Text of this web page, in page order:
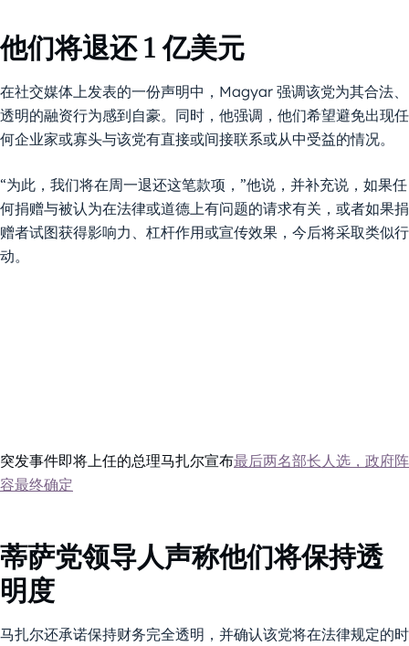
他们将退还 1 亿美元
在社交媒体上发表的一份声明中，Magyar 强调该党为其合法、
透明的融资行为感到自豪。同时，他强调，他们希望避免出现任
何企业家或寡头与该党有直接或间接联系或从中受益的情况。
“为此，我们将在周一退还这笔款项，”他说，并补充说，如果任
何捐赠与被认为在法律或道德上有问题的请求有关，或者如果捐
赠者试图获得影响力、杠杆作用或宣传效果，今后将采取类似行
动。
突发事件即将上任的总理马扎尔宣布最后两名部长人选，政府阵
容最终确定
蒂萨党领导人声称他们将保持透
明度
马扎尔还承诺保持财务完全透明，并确认该党将在法律规定的时